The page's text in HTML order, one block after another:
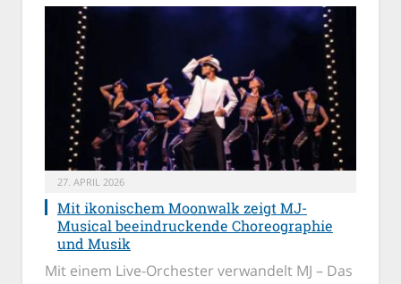
27. APRIL 2026
Mit ikonischem Moonwalk zeigt MJ-
Musical beeindruckende Choreographie
und Musik
Mit einem Live-Orchester verwandelt MJ – Das